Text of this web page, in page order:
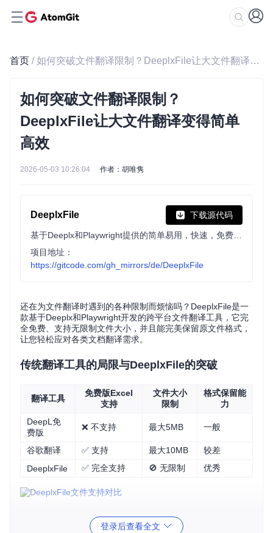
首页 / 如何突破文件翻译限制？DeeplxFile让大文件翻译变得简单高效
如何突破文件翻译限制？
DeeplxFile让大文件翻译变得简单
高效
2026-05-03 10:26:04 作者：胡唯隽
DeeplxFile 下载源代码
项目地址：
https://gitcode.com/gh_mirrors/de/DeeplxFile
还在为文件翻译时遇到的各种限制而烦恼吗？DeeplxFile是一
款基于Deeplx和Playwright开发的跨平台文件翻译工具，它完
全免费、支持无限制文件大小，并且能完美保留原文件格式，
让您轻松应对各类文档翻译需求。
传统翻译工具的局限与DeeplxFile的突破
翻译工具
免费版Excel
支持
文件大小
限制
格式保留能
力
DeepL免
费版
❌ 不支持 最大5MB 一般
谷歌翻译 ✅ 支持 最大10MB
较差
DeeplxFile
✅ 完全支持 🚫 无限制 优秀
三步快速上手DeeplxFile
登录后查看全文